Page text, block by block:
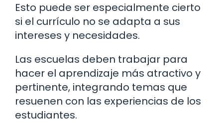
Esto puede ser especialmente cierto
si el currículo no se adapta a sus
intereses y necesidades.
Las escuelas deben trabajar para
hacer el aprendizaje más atractivo y
pertinente, integrando temas que
resuenen con las experiencias de los
estudiantes.